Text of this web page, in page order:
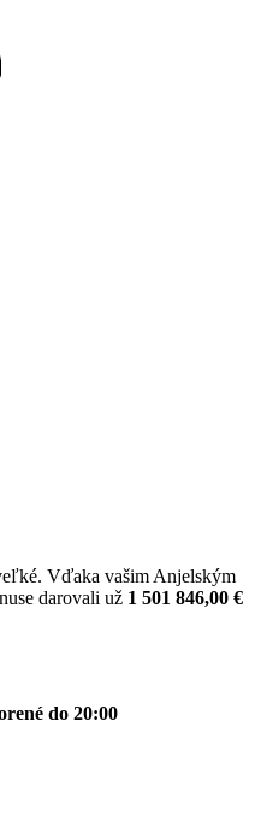
Vďaka vašim Anjelským
darovali už 1 501 846,00 €
do 20:00